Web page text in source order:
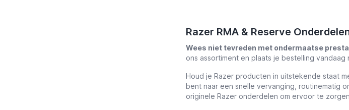
Razer RMA & Reserve
Wees niet tevreden met ondermaatse
ons assortiment en plaats je bestelling
Houd je Razer producten in uitstekende staat
bent naar een snelle vervanging, routinematig
originele Razer onderdelen om ervoor te